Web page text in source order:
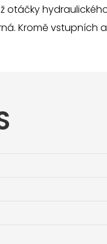
otáčky
Kromě vstupních